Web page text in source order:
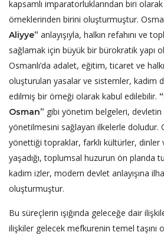
kapsamlı imparatorluklarından biri
örneklerinden birini oluşturmuştur.
Aliyye” anlayışıyla, halkın refahını ve
sağlamak için büyük bir bürokratik yapı
Osmanlı’da adalet, eğitim, ticaret ve
oluşturulan yasalar ve sistemler, kadim
edilmiş bir örneği olarak kabul edilebilir.
Osman” gibi yönetim belgeleri,
yönetilmesini sağlayan ilkelerle doludur.
yönettiği topraklar, farklı kültürler, dinler
yaşadığı, toplumsal huzurun ön planda
kadim izler, modern devlet anlayışına
oluşturmuştur.
Bu süreçlerin ışığında geleceğe dair
ilişkiler gelecek mefkurenin temel taşını